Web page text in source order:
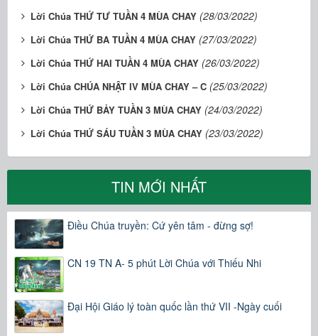
Lời Chúa THỨ TƯ TUẦN 4 MÙA CHAY (28/03/2022)
Lời Chúa THỨ BA TUẦN 4 MÙA CHAY (27/03/2022)
Lời Chúa THỨ HAI TUẦN 4 MÙA CHAY (26/03/2022)
Lời Chúa CHÚA NHẬT IV MÙA CHAY – C (25/03/2022)
Lời Chúa THỨ BẢY TUẦN 3 MÙA CHAY (24/03/2022)
Lời Chúa THỨ SÁU TUẦN 3 MÙA CHAY (23/03/2022)
TIN MỚI NHẤT
Điều Chúa truyền: Cứ yên tâm - đừng sợ!
CN 19 TN A- 5 phút Lời Chúa với Thiếu Nhi
Đại Hội Giáo lý toàn quốc lần thứ VII -Ngày cuối